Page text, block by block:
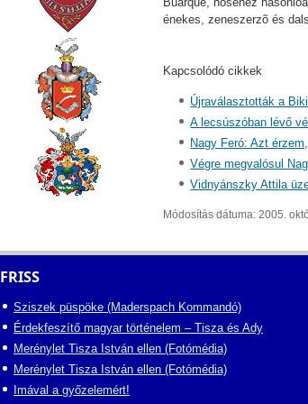
énekes, zeneszerzõ és
Kapcsolódó cikkek
Újraválasztották a
A lecsúszóban lévő
Nagy Feró: Azt
Végre megvalósul
Vidnyánszky Attila
Módosítás dátuma: 2005.
FRISS
Sziszek püspöke (Maderspach Kommandó)
Érdekfeszítő magyar történelem – Tisza és Ady
Merénylet Tisza István ellen (Fotómédia)
Merénylet Tisza István ellen (Fotómédia)
Imával a győzelemért!